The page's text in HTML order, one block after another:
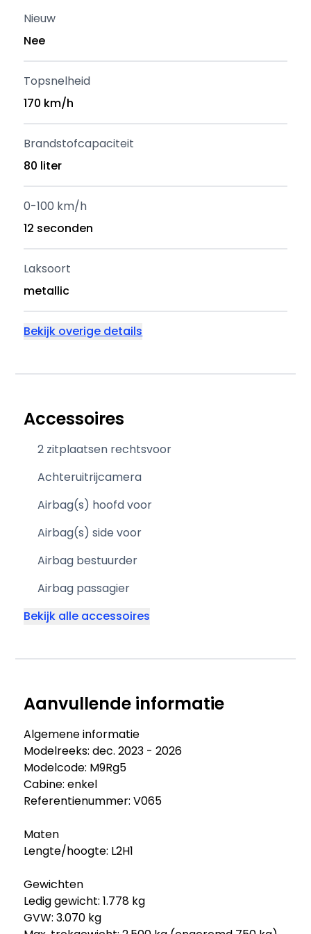
Nieuw
Nee
Topsnelheid
170 km/h
Brandstofcapaciteit
80 liter
0-100 km/h
12 seconden
Laksoort
metallic
Bekijk overige details
Accessoires
2 zitplaatsen rechtsvoor
Achteruitrijcamera
Airbag(s) hoofd voor
Airbag(s) side voor
Airbag bestuurder
Airbag passagier
Bekijk alle accessoires
Aanvullende informatie
Algemene informatie
Modelreeks: dec. 2023 - 2026
Modelcode: M9Rg5
Cabine: enkel
Referentienummer: V065
Maten
Lengte/hoogte: L2H1
Gewichten
Ledig gewicht: 1.778 kg
GVW: 3.070 kg